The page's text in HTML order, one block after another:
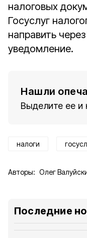
налоговых
Госуслуг
направить
уведомление.
Нашли
Выделите ее и
налоги
Авторы: Олег
Последние